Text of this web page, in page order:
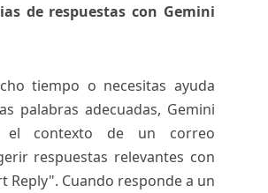
de respuestas con Gemini
tiempo o necesitas ayuda
palabras adecuadas, Gemini
el contexto de un correo
respuestas relevantes con
Reply". Cuando responde a un